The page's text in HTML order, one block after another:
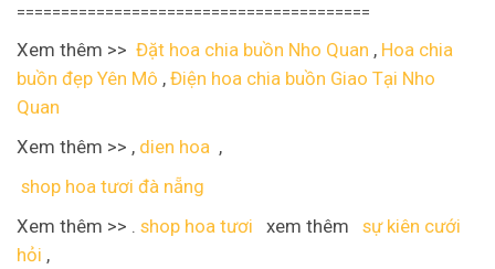
========================================
Xem thêm >> Đặt hoa chia buồn Nho Quan , Hoa chia
buồn đẹp Yên Mô , Điện hoa chia buồn Giao Tại Nho
Quan
Xem thêm >> , dien hoa ,
shop hoa tươi đà nẵng
Xem thêm >> .
shop hoa tươi xem thêm
sự kiên cưới
hỏi ,